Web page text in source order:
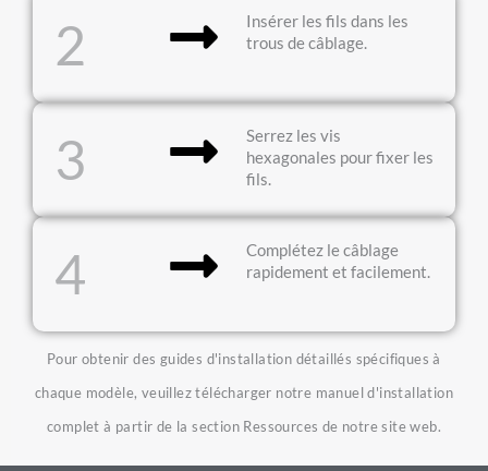
2
Insérer les fils dans les
trous de câblage.
3
Serrez les vis
hexagonales pour fixer les
fils.
4
Complétez le câblage
rapidement et facilement.
Pour obtenir des guides d'installation détaillés spécifiques à
chaque modèle, veuillez télécharger notre manuel d'installation
complet à partir de la section Ressources de notre site web.